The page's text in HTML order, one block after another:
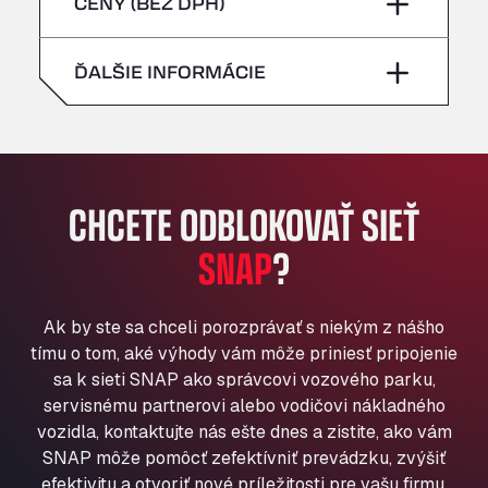
Klaverbladstaat 21, 3560
American Truck Wash
Andamur La Junquera
AP7 Salida 2, C/ Bassegoda, 4, 17700
Andamur Pamplona
Andamur San Roman II
Aut A1 Exit 385, 01207
Anglia Motel
Washway Road, PE12 8LT
Anpol Sp. z o.o.
Ul. Torunska 147, 85884
nedeľa –
nedeľa –
ĎALŠIE INFORMÁCIE
CHCETE ODBLOKOVAŤ SIEŤ
SNAP?
Ak by ste sa chceli porozprávať s niekým z nášho
tímu o tom, aké výhody vám môže priniesť pripojenie
sa k sieti SNAP ako správcovi vozového parku,
servisnému partnerovi alebo vodičovi nákladného
vozidla, kontaktujte nás ešte dnes a zistite, ako vám
SNAP môže pomôcť zefektívniť prevádzku, zvýšiť